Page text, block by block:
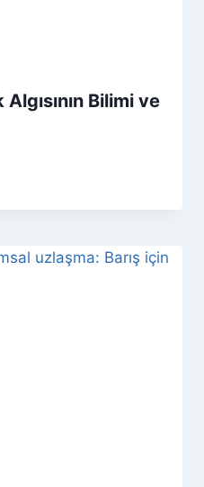
Bilimi ve